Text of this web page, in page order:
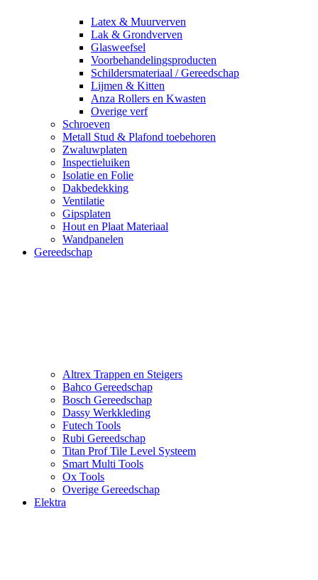
Latex & Muurverven
Lak & Grondverven
Glasweefsel
Voorbehandelingsproducten
Schildersmateriaal / Gereedschap
Lijmen & Kitten
Anza Rollers en Kwasten
Overige verf
Schroeven
Metall Stud & Plafond toebehoren
Zwaluwplaten
Inspectieluiken
Isolatie en Folie
Dakbedekking
Ventilatie
Gipsplaten
Hout en Plaat Materiaal
Wandpanelen
Gereedschap
Altrex Trappen en Steigers
Bahco Gereedschap
Bosch Gereedschap
Dassy Werkkleding
Futech Tools
Rubi Gereedschap
Titan Prof Tile Level Systeem
Smart Multi Tools
Ox Tools
Overige Gereedschap
Elektra